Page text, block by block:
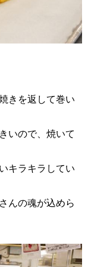
きを返して巻い
いので、焼いて
キラキラしてい
んの魂が込めら